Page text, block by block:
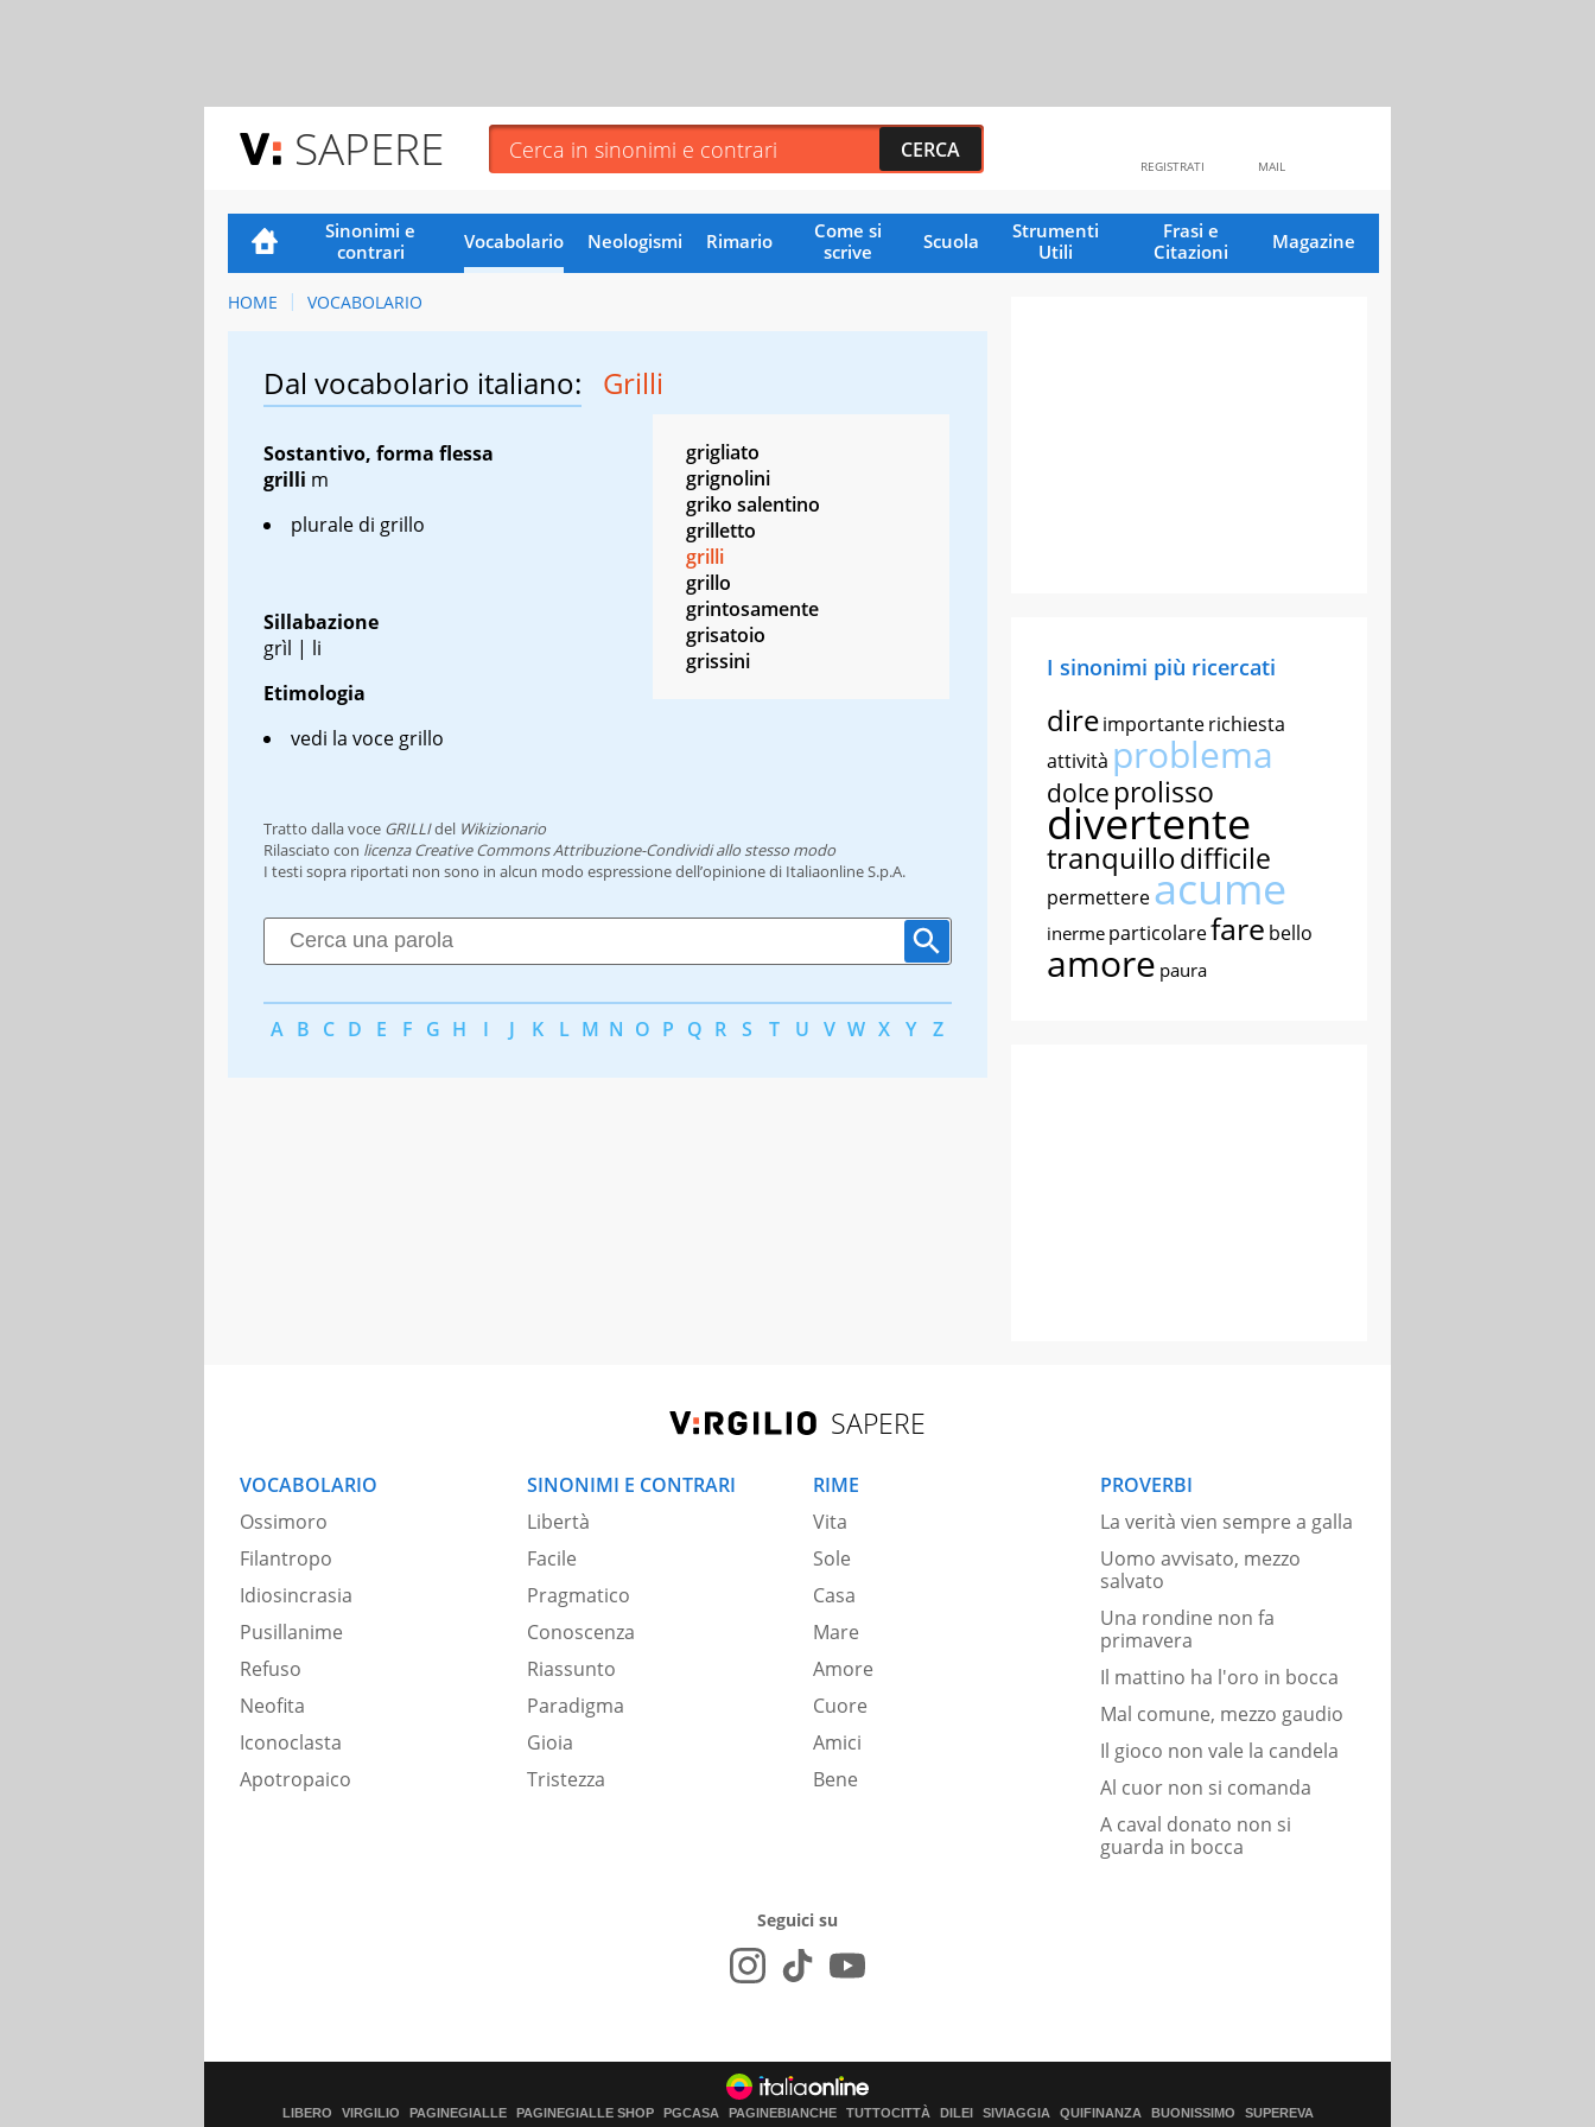
SAPERE MAIL
REGISTRATI
Sinonimi e
contrari
Vocabolario Neologismi Rimario
Come si
scrive
Scuola
Strumenti
Utili
Frasi e
Citazioni
Magazine
HOME VOCABOLARIO
Dal vocabolario italiano: Grilli
Sostantivo, forma flessa
grilli m
plurale di grillo
Sillabazione
grìl | li
Etimologia
vedi la voce grillo
grigliato
grignolini
griko salentino
grilletto
grilli
grillo
grintosamente
grisatoio
grissini
Tratto dalla voce GRILLIdel Wikizionario
Rilasciato con licenza Creative Commons Attribuzione-Condividi allo stesso modo
I testi sopra riportati non sono in alcun modo espressione dell’opinione di Italiaonline S.p.A.
A B C D E F G H I J K L M N O P Q R S T U V W X Y Z
I sinonimi più ricercati
direimportanterichiesta
attività problema
dolce prolisso
divertente
tranquillodifficile
permettereacume
inerme particolarefare bello
amore paura
SAPERE
VOCABOLARIO
Ossimoro
Filantropo
Idiosincrasia
Pusillanime
Refuso
Neofita
Iconoclasta
Apotropaico
SINONIMI E CONTRARI
Libertà
Facile
Pragmatico
Conoscenza
Riassunto
Paradigma
Gioia
Tristezza
RIME
Vita
Sole
Casa
Mare
Amore
Cuore
Amici
Bene
PROVERBI
La verità vien sempre a galla
Uomo avvisato, mezzo
salvato
Una rondine non fa
primavera
Il mattino ha l'oro in bocca
Mal comune, mezzo gaudio
Il gioco non vale la candela
Al cuor non si comanda
A caval donato non si
guarda in bocca
Seguici su
LIBERO VIRGILIO PAGINEGIALLE PAGINEGIALLE SHOP PGCASA PAGINEBIANCHE TUTTOCITTÀ DILEI SIVIAGGIA QUIFINANZA BUONISSIMO SUPEREVA